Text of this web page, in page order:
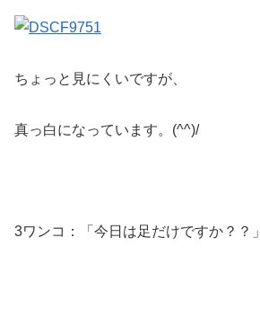
ちょっと見にくいですが、
真っ白になっています。(^^)/
3ワンコ：「今日は足だけですか？？」